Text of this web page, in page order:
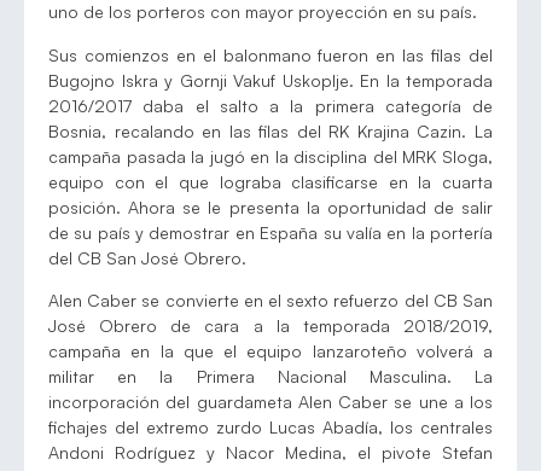
uno de los porteros con mayor proyección en su país.
Sus comienzos en el balonmano fueron en las filas del
Bugojno Iskra y Gornji Vakuf Uskoplje. En la temporada
2016/2017 daba el salto a la primera categoría de
Bosnia, recalando en las filas del RK Krajina Cazin. La
campaña pasada la jugó en la disciplina del MRK Sloga,
equipo con el que lograba clasificarse en la cuarta
posición. Ahora se le presenta la oportunidad de salir
de su país y demostrar en España su valía en la portería
del CB San José Obrero.
Alen Caber se convierte en el sexto refuerzo del CB San
José Obrero de cara a la temporada 2018/2019,
campaña en la que el equipo lanzaroteño volverá a
militar en la Primera Nacional Masculina. La
incorporación del guardameta Alen Caber se une a los
fichajes del extremo zurdo Lucas Abadía, los centrales
Andoni Rodríguez y Nacor Medina, el pivote Stefan